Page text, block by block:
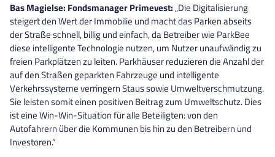
Bas Magielse: Fondsmanager Primevest:„Die Digitalisierung
steigert den Wert der Immobilie und macht das Parken abseits
der Straße schnell, billig und einfach, da Betreiber wie ParkBee
diese intelligente Technologie nutzen, um Nutzer unaufwändig zu
freien Parkplätzen zu leiten. Parkhäuser reduzieren die Anzahl der
auf den Straßen geparkten Fahrzeuge und intelligente
Verkehrssysteme verringern Staus sowie Umweltverschmutzung.
Sie leisten somit einen positiven Beitrag zum Umweltschutz. Dies
ist eine Win-Win-Situation für alle Beteiligten: von den
Autofahrern über die Kommunen bis hin zu den Betreibern und
Investoren.“